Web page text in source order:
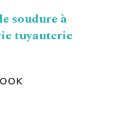
soudure à
tuyauterie